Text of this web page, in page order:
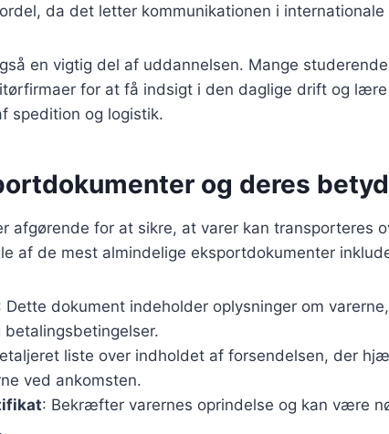
da det letter kommunikationen i internationale
en vigtig del af uddannelsen. Mange
for at få indsigt i den daglige drift og
spedition og logistik.
og deres
afgørende for at sikre, at varer kan transporteres
af de mest almindelige eksportdokumenter
Dette dokument indeholder oplysninger om
liste over indholdet af forsendelsen, der
ved ankomsten.
: Bekræfter varernes oprindelse og kan være